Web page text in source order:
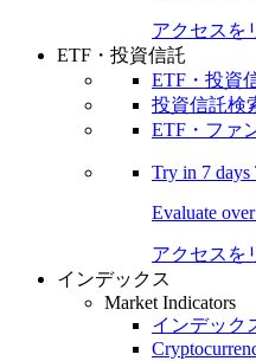
アクセスを
ETF・投資信託
ETF・投資
投資信託検
ETF・ファ
Try in 7 days
Evaluate over
アクセスを
インデックス
Market Indicators
インデック